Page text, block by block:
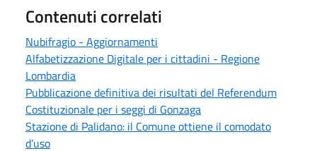
Contenuti correlati
Nubifragio - Aggiornamenti
Alfabetizzazione Digitale per i cittadini - Regione
Lombardia
Pubblicazione definitiva dei risultati del Referendum
Costituzionale per i seggi di Gonzaga
Stazione di Palidano: il Comune ottiene il comodato
d’uso